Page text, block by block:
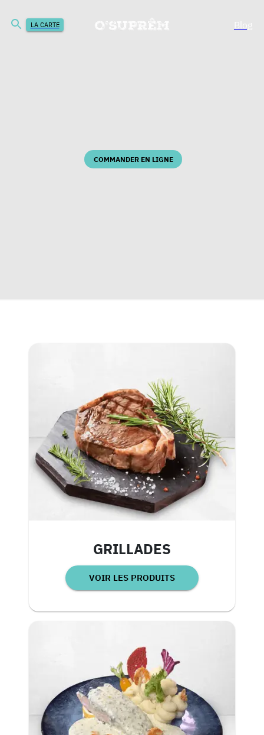
LA CARTE Blog
COMMANDER EN LIGNE
GRILLADES
VOIR LES PRODUITS